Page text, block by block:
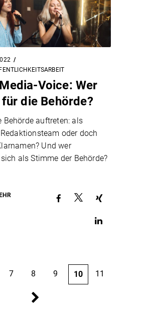
Voice: Wer
die Behörde?
Behörde auftreten: als
oder doch
Und wer
als Stimme der Behörde?
7 8 9 10 11